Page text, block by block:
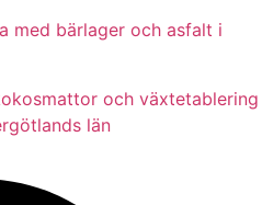
med bärlager och asfalt i
och växtetablering
län